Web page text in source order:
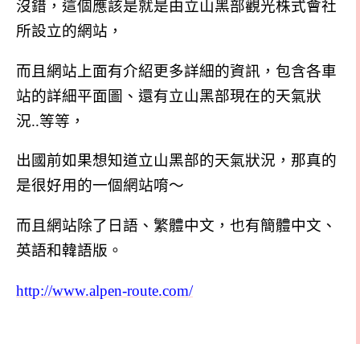
沒錯，這個應該是就是由立山黑部觀光株式會社
所設立的網站，
而且網站上面有介紹更多詳細的資訊，包含各車
站的詳細平面圖、還有立山黑部現在的天氣狀
況..等等，
出國前如果想知道立山黑部的天氣狀況，那真的
是很好用的一個網站唷～
而且網站除了日語、繁體中文，也有簡體中文、
英語和韓語版。
http://www.alpen-route.com/